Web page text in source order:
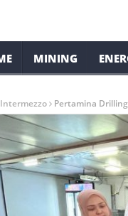
MINING
Intermezzo Pertamina